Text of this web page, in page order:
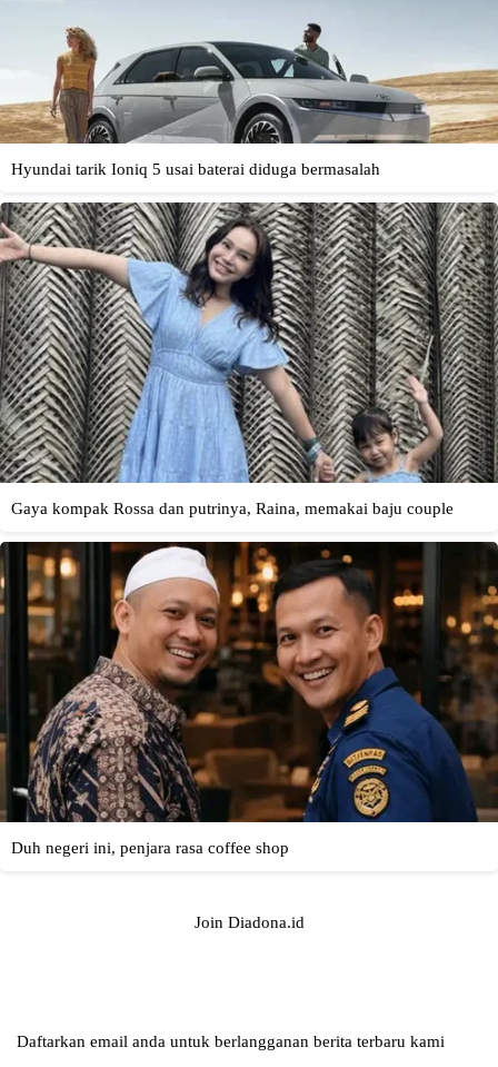
Join Diadona.id
Daftarkan email anda untuk berlangganan berita terbaru kami